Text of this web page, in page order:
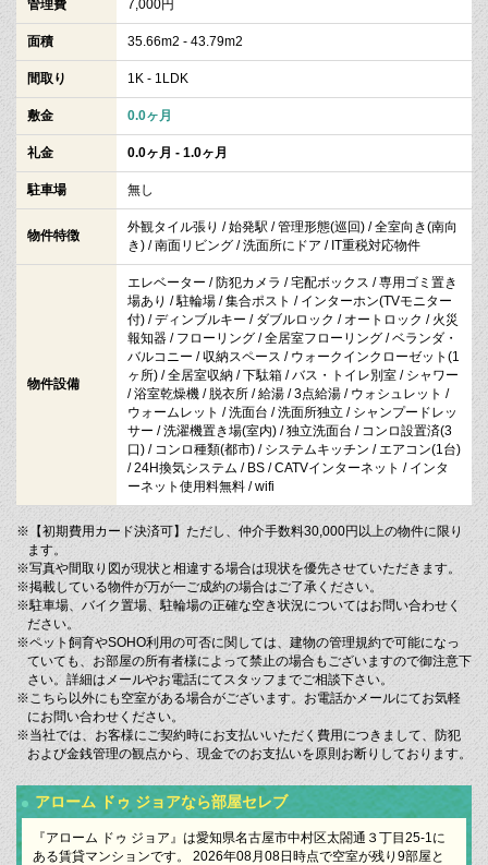
管理費 7,000円
面積 35.66m2 - 43.79m2
間取り 1K - 1LDK
敷金 0.0ヶ月
礼金 0.0ヶ月 - 1.0ヶ月
駐車場 無し
物件特徴
外観タイル張り / 始発駅 / 管理形態(巡回) / 全室向き(南向
き) / 南面リビング / 洗面所にドア / IT重税対応物件
物件設備
エレベーター / 防犯カメラ / 宅配ボックス / 専用ゴミ置き
場あり / 駐輪場 / 集合ポスト / インターホン(TVモニター
付) / ディンブルキー / ダブルロック / オートロック / 火災
報知器 / フローリング / 全居室フローリング / ベランダ・
バルコニー / 収納スペース / ウォークインクローゼット(1
ヶ所) / 全居室収納 / 下駄箱 / バス・トイレ別室 / シャワー
/ 浴室乾燥機 / 脱衣所 / 給湯 / 3点給湯 / ウォシュレット /
ウォームレット / 洗面台 / 洗面所独立 / シャンプードレッ
サー / 洗濯機置き場(室内) / 独立洗面台 / コンロ設置済(3
口) / コンロ種類(都市) / システムキッチン / エアコン(1台)
/ 24H換気システム / BS / CATVインターネット / インタ
ーネット使用料無料 / wifi
※【初期費用カード決済可】ただし、仲介手数料30,000円以上の物件に限り
ます。
※写真や間取り図が現状と相違する場合は現状を優先させていただきます。
※掲載している物件が万が一ご成約の場合はご了承ください。
※駐車場、バイク置場、駐輪場の正確な空き状況についてはお問い合わせく
ださい。
※ペット飼育やSOHO利用の可否に関しては、建物の管理規約で可能になっ
ていても、お部屋の所有者様によって禁止の場合もございますので御注意下
さい。詳細はメールやお電話にてスタッフまでご相談下さい。
※こちら以外にも空室がある場合がございます。お電話かメールにてお気軽
にお問い合わせください。
※当社では、お客様にご契約時にお支払いいただく費用につきまして、防犯
および金銭管理の観点から、現金でのお支払いを原則お断りしております。
アローム ドゥ ジョアなら部屋セレブ
『アローム ドゥ ジョア』は愛知県名古屋市中村区太閤通３丁目25-1に
ある賃貸マンションです。 2026年08月08日時点で空室が残り9部屋と